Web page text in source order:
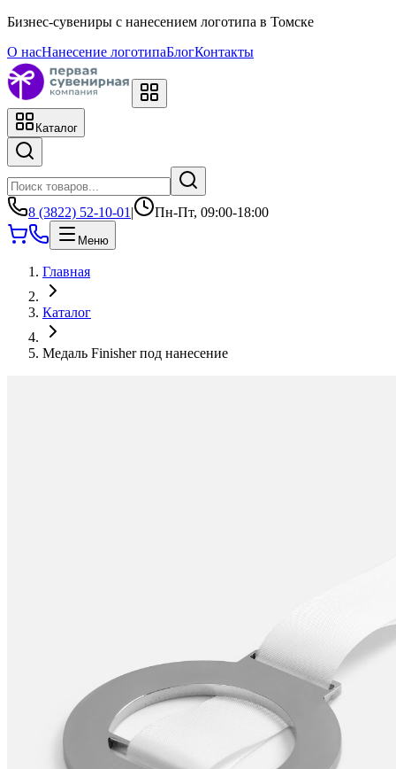
Бизнес-сувениры с нанесением логотипа в Томске
О насНанесение логотипаБлогКонтакты
Каталог
8 (3822) 52-10-01 | Пн-Пт, 09:00-18:00
Меню
Главная
Каталог
Медаль Finisher под нанесение